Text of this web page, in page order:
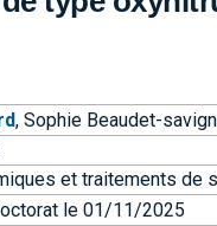
,Sophie Beaudet-
et traitements de
le 01/11/2025